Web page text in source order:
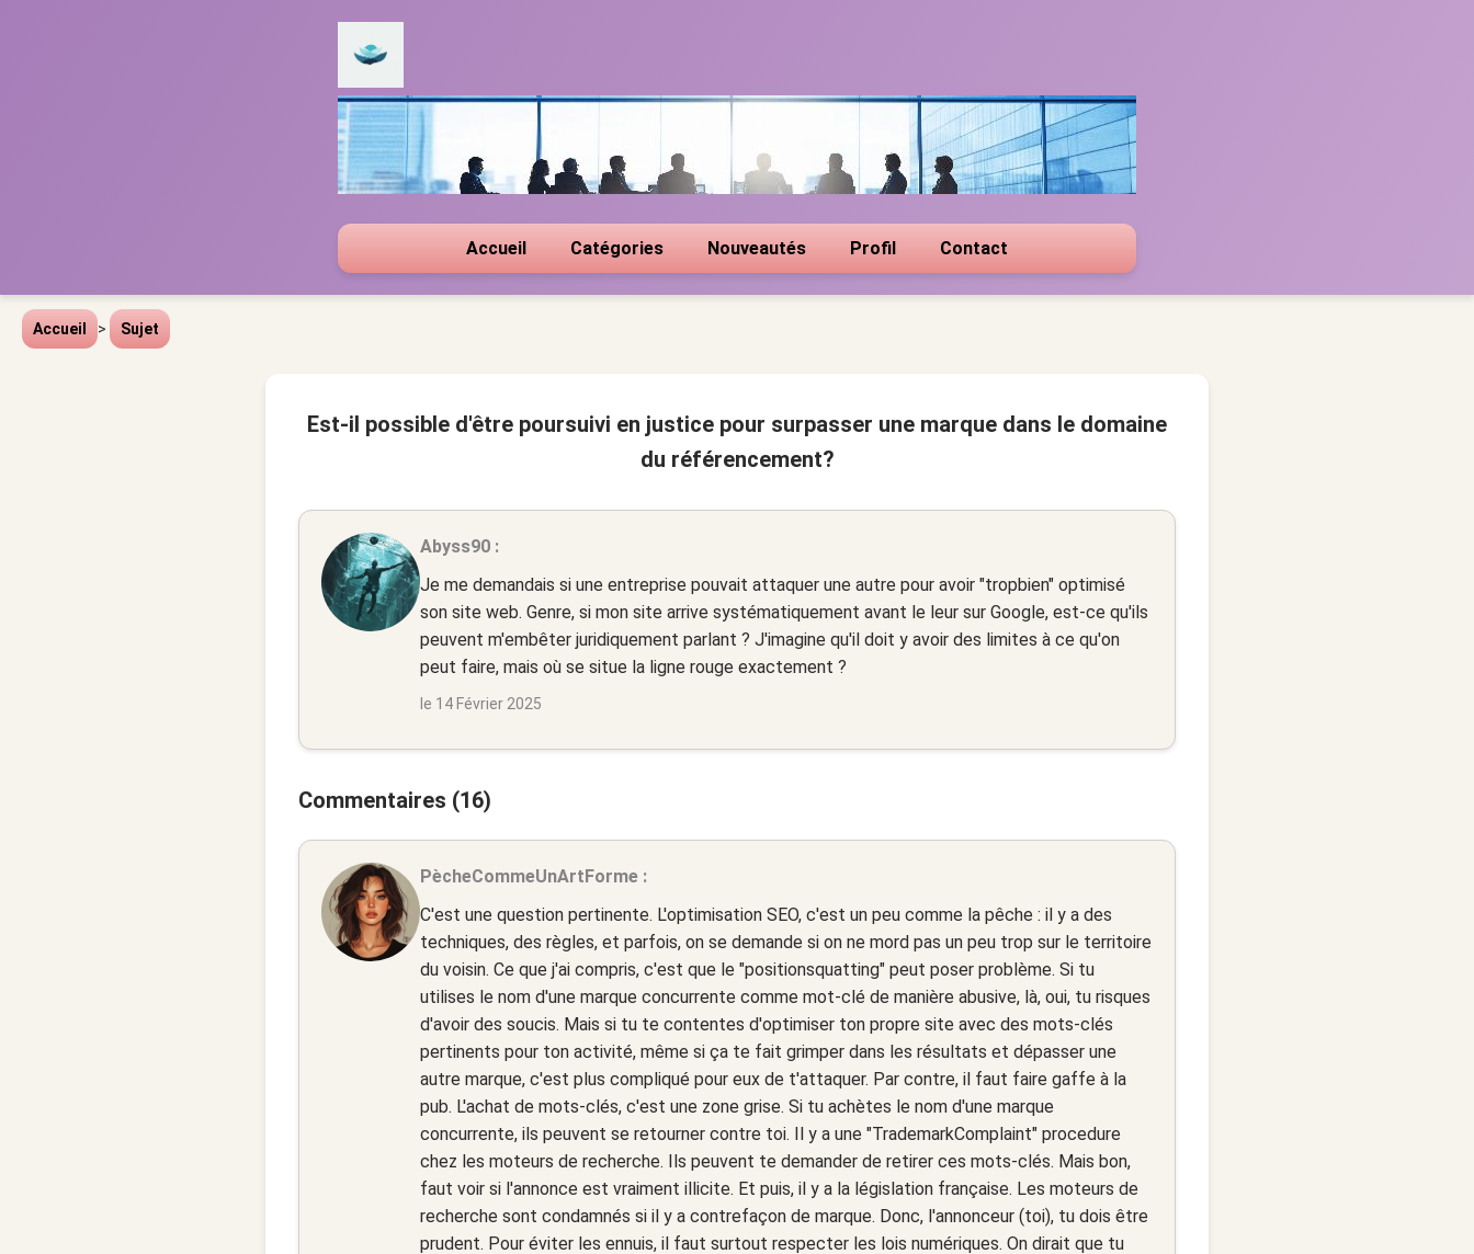
Accueil Catégories Nouveautés Profil Contact
Accueil > Sujet
Est-il possible d'être poursuivi en justice pour surpasser une marque dans le domaine
du référencement?
Abyss90 :
Je me demandais si une entreprise pouvait attaquer une autre pour avoir "tropbien" optimisé
son site web. Genre, si mon site arrive systématiquement avant le leur sur Google, est-ce qu'ils
peuvent m'embêter juridiquement parlant ? J'imagine qu'il doit y avoir des limites à ce qu'on
peut faire, mais où se situe la ligne rouge exactement ?
le 14 Février 2025
Commentaires (16)
PècheCommeUnArtForme :
C'est une question pertinente. L'optimisation SEO, c'est un peu comme la pêche : il y a des
techniques, des règles, et parfois, on se demande si on ne mord pas un peu trop sur le territoire
du voisin. Ce que j'ai compris, c'est que le "positionsquatting" peut poser problème. Si tu
utilises le nom d'une marque concurrente comme mot-clé de manière abusive, là, oui, tu risques
d'avoir des soucis. Mais si tu te contentes d'optimiser ton propre site avec des mots-clés
pertinents pour ton activité, même si ça te fait grimper dans les résultats et dépasser une
autre marque, c'est plus compliqué pour eux de t'attaquer. Par contre, il faut faire gaffe à la
pub. L'achat de mots-clés, c'est une zone grise. Si tu achètes le nom d'une marque
concurrente, ils peuvent se retourner contre toi. Il y a une "TrademarkComplaint" procedure
chez les moteurs de recherche. Ils peuvent te demander de retirer ces mots-clés. Mais bon,
faut voir si l'annonce est vraiment illicite. Et puis, il y a la législation française. Les moteurs de
recherche sont condamnés si il y a contrefaçon de marque. Donc, l'annonceur (toi), tu dois être
prudent. Pour éviter les ennuis, il faut surtout respecter les lois numériques. On dirait que tu